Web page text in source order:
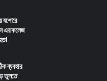
যশোরে
এর কলেজ
ব্যবহার
তুলতে